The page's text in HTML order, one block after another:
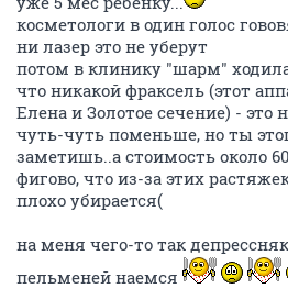
косметологи в один голос
ни лазер это не уберут
потом в клинику "шарм"
что никакой фраксель (этот
Елена и Золотое сечение) - это
чуть-чуть поменьше, но ты
заметишь..а стоимость около
фигово, что из-за этих
плохо убирается(
на меня чего-то так
пельменей наемся